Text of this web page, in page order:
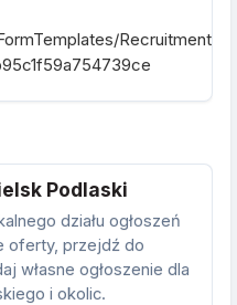
Podlaski
działu ogłoszeń
oferty, przejdź do
własne ogłoszenie dla
i okolic.